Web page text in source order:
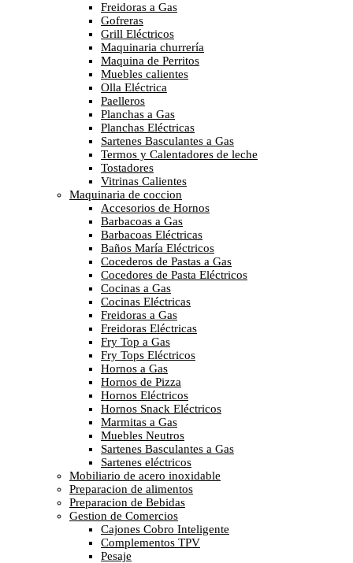
Freidoras a Gas
Gofreras
Grill Eléctricos
Maquinaria churrería
Maquina de Perritos
Muebles calientes
Olla Eléctrica
Paelleros
Planchas a Gas
Planchas Eléctricas
Sartenes Basculantes a Gas
Termos y Calentadores de leche
Tostadores
Vitrinas Calientes
Maquinaria de coccion
Accesorios de Hornos
Barbacoas a Gas
Barbacoas Eléctricas
Baños María Eléctricos
Cocederos de Pastas a Gas
Cocedores de Pasta Eléctricos
Cocinas a Gas
Cocinas Eléctricas
Freidoras a Gas
Freidoras Eléctricas
Fry Top a Gas
Fry Tops Eléctricos
Hornos a Gas
Hornos de Pizza
Hornos Eléctricos
Hornos Snack Eléctricos
Marmitas a Gas
Muebles Neutros
Sartenes Basculantes a Gas
Sartenes eléctricos
Mobiliario de acero inoxidable
Preparacion de alimentos
Preparacion de Bebidas
Gestion de Comercios
Cajones Cobro Inteligente
Complementos TPV
Pesaje